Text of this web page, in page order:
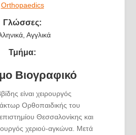
Orthopaedics
Γλώσσες:
Αγγλικά
Τμήμα:
Βιογραφικό
είναι χειρουργός
Ορθοπαιδικής του
Θεσσαλονίκης και
χεριού-αγκώνα. Μετά